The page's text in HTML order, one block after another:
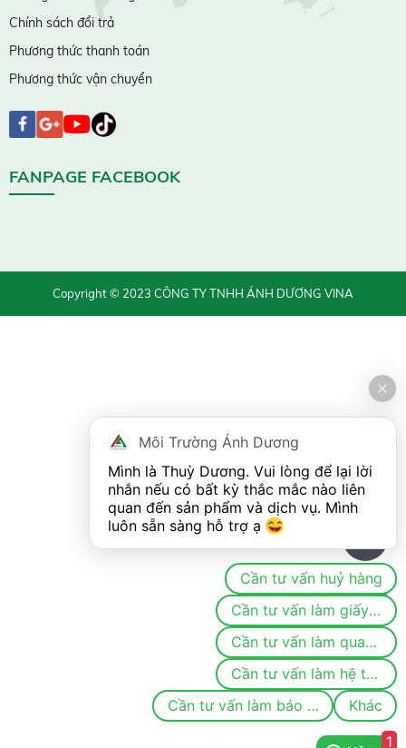
Chính sách đổi trả
Phương thức thanh toán
Phương thức vận chuyển
FANPAGE FACEBOOK
Copyright © 2023 CÔNG TY TNHH ÁNH DƯƠNG VINA
Môi Trường Ánh Dương
Mình là Thuỳ Dương. Vui lòng để lại lời
nhắn nếu có bất kỳ thắc mắc nào liên
quan đến sản phẩm và dịch vụ. Mình
luôn sẵn sàng hỗ trợ ạ
Cần tư vấn huỷ hàng
Cần tư vấn làm giấy phép/đăng ký môi trường
Cần tư vấn làm quan trắc
Cần tư vấn làm hệ thống khí thải/nước thải
Cần tư vấn làm báo cáo
Khác
1